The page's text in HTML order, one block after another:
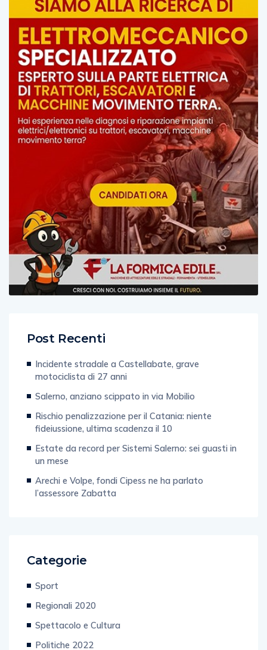
Post Recenti
Incidente stradale a Castellabate, grave
motociclista di 27 anni
Salerno, anziano scippato in via Mobilio
Rischio penalizzazione per il Catania: niente
fideiussione, ultima scadenza il 10
Estate da record per Sistemi Salerno: sei guasti in
un mese
Arechi e Volpe, fondi Cipess ne ha parlato
l’assessore Zabatta
Categorie
Sport
Regionali 2020
Spettacolo e Cultura
Politiche 2022